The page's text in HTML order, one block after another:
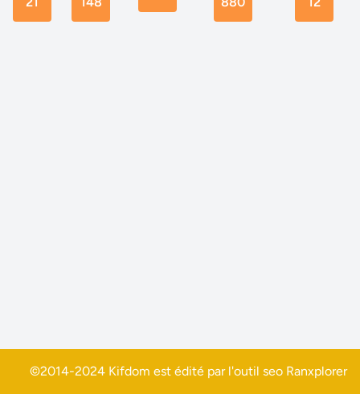
©2014-2024 Kifdom est édité par l'outil seo Ranxplorer